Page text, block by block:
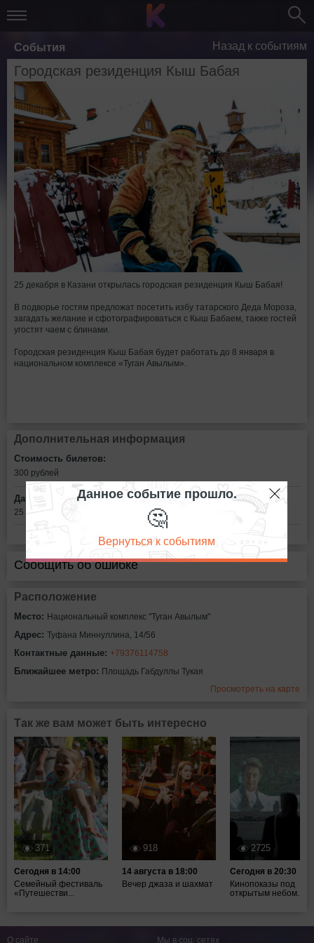
События Назад к событиям
Городская резиденция Кыш Бабая
25 декабря в Казани открылась городская резиденция Кыш Бабая!
В подворье гостям предложат посетить избу татарского Деда Мороза,
загадать желание и сфотографироваться с Кыш Бабаем, также гостей
угостят чаем с блинами.
Городская резиденция Кыш Бабая будет работать до 8 января в
национальном комплексе «Туган Авылым».
Дополнительная информация
Стоимость билетов:
300 рублей
Дата:
25 декабря - 8 января с 11:00 до 19:00
Сообщить об ошибке
Расположение
Место: Национальный комплекс "Туган Авылым"
Адрес: Туфана Миннуллина, 14/56
Контактные данные: +79376114758
Ближайшее метро: Площадь Габдуллы Тукая
Просмотреть на карте
Так же вам может быть интересно
371
Сегодня в 14:00
Семейный фестиваль
«Путешестви...
918
14 августа в 18:00
Вечер джаза и шахмат
2725
Сегодня в 20:30
Кинопоказы под
открытым небом...
Данное событие прошло.
🤔
Вернуться к событиям
О сайте Мы в соц. сетях